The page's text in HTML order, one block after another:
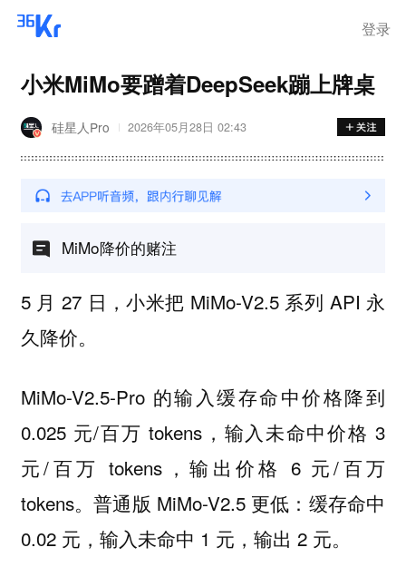
登录
小米MiMo要蹭着DeepSeek蹦上牌桌
硅星人Pro 2026年05月28日 02:43
MiMo降价的赌注
5 月 27 日，小米把 MiMo-V2.5 系列 API 永
久降价。
MiMo-V2.5-Pro 的输入缓存命中价格降到
0.025 元/百万 tokens，输入未命中价格 3
元/百万 tokens，输出价格 6 元/百万
tokens。普通版 MiMo-V2.5 更低：缓存命中
0.02 元，输入未命中 1 元，输出 2 元。